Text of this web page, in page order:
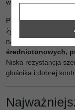
współpracującego
Przewodnik LICA
żył, co poprawia
nadaje się
średniotonowych,
Niska rezystancja
głośnika i dobrej